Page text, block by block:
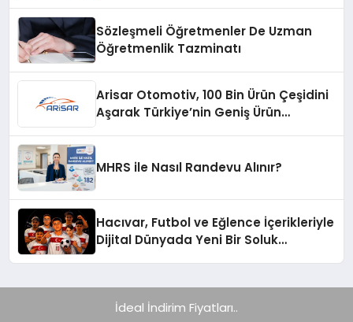
Sözleşmeli Öğretmenler De Uzman
Öğretmenlik Tazminatı
Arisar Otomotiv, 100 Bin Ürün Çeşidini
Aşarak Türkiye’nin Geniş Ürün
MHRS ile Nasıl Randevu Alınır?
Hacıvar, Futbol ve Eğlence İçerikleriyle
Dijital Dünyada Yeni Bir Soluk
İdeal İndirim Fiyatları..